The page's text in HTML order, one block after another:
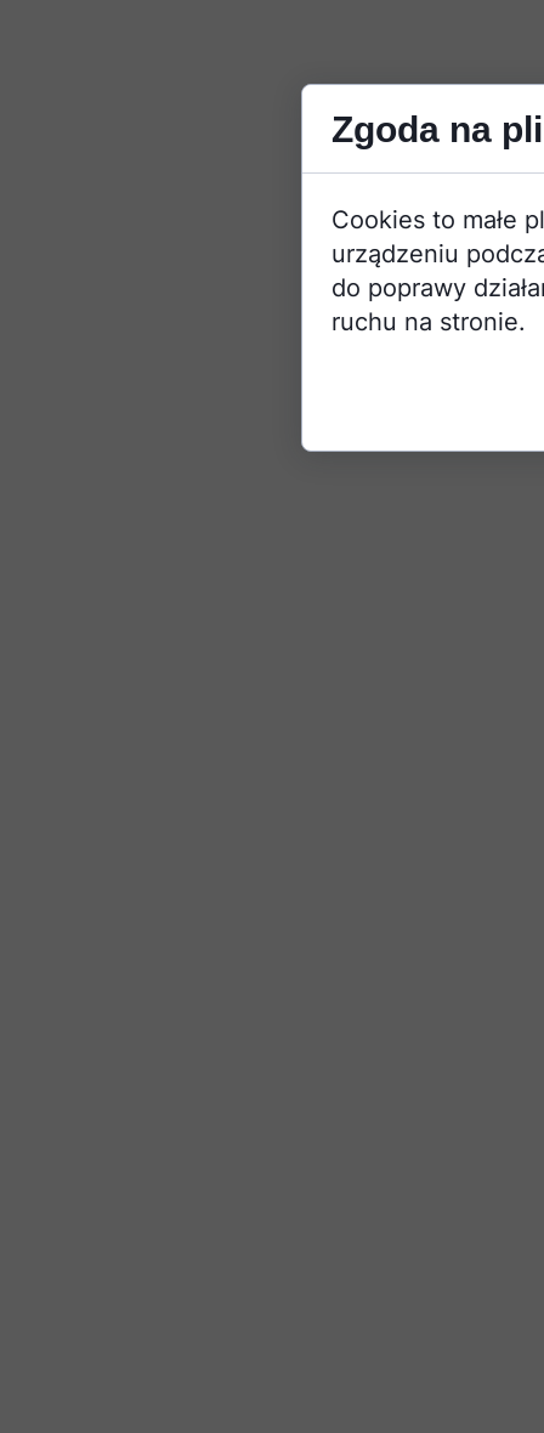
Zgoda na
Cookies to małe
urządzeniu
do poprawy
ruchu na stronie.